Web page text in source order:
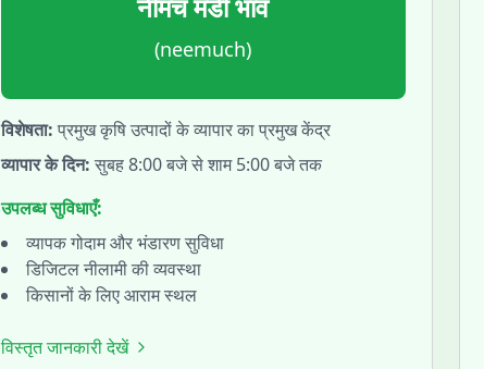
(neemuch)
विशेषता: प्रमुख कृषि उत्पादों के व्यापार का प्रमुख केंद्र
व्यापार के दिन: सुबह 8:00 बजे से शाम 5:00 बजे तक
उपलब्ध सुविधाएँ:
व्यापक गोदाम और भंडारण सुविधा
डिजिटल नीलामी की व्यवस्था
किसानों के लिए आराम स्थल
विस्तृत जानकारी देखें